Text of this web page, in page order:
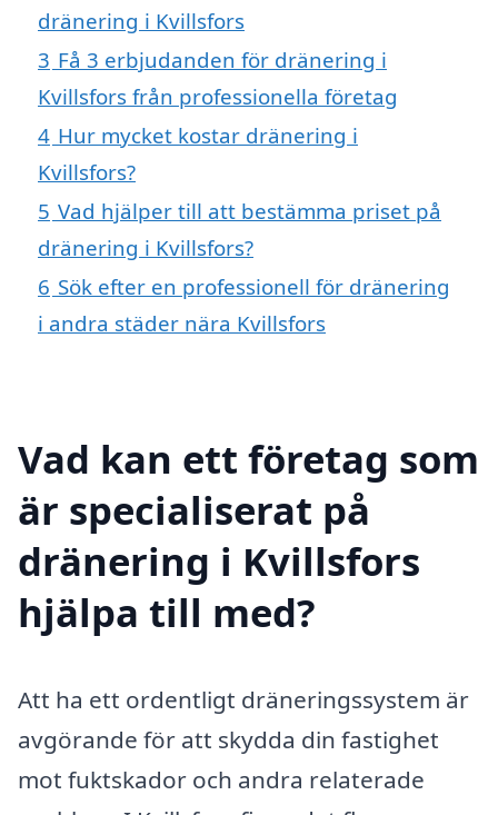
dränering i Kvillsfors
3 Få 3 erbjudanden för dränering i
Kvillsfors från professionella företag
4 Hur mycket kostar dränering i
Kvillsfors?
5 Vad hjälper till att bestämma priset på
dränering i Kvillsfors?
6 Sök efter en professionell för dränering
i andra städer nära Kvillsfors
Vad kan ett företag som
är specialiserat på
dränering i Kvillsfors
hjälpa till med?
Att ha ett ordentligt dräneringssystem är
avgörande för att skydda din fastighet
mot fuktskador och andra relaterade